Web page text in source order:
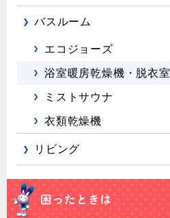
バスルーム
エコジョーズ
浴室暖房乾燥機・脱衣室
ミストサウナ
衣類乾燥機
リビング